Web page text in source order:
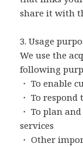
share it with
3. Usage
We use the
following
・ To enable
・ To
・ To plan
services
・ Other